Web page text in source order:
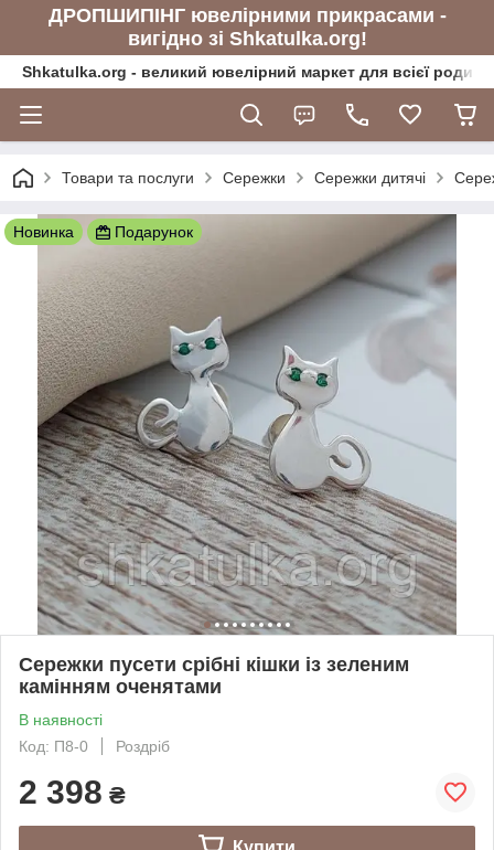
ДРОПШИПІНГ ювелірними прикрасами -
вигідно зі Shkatulka.org!
Shkatulka.org - великий ювелірний маркет для всієї
Товари та послуги Сережки Сережки дитячі
Новинка Подарунок
Сережки пусети срібні кішки із зеленим
камінням оченятами
В наявності
Код: П8-0
Роздріб
2 398 ₴